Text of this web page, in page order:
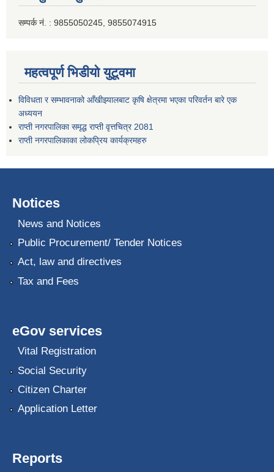
सम्पर्क नं. : 9855050245, 9855074915
महत्वपूर्ण भिडीयो युटूवमा
विविधता र सम्भावनाको आँखीझ्यालबाट कृषि क्षेत्रमा भएका परिवर्तन बारे एक
अध्ययन
राप्ती नगरपालिका समृद्ध राप्ती वृत्तचित्र 2081
राप्ती नगरपालिकाका लोकप्रिय कार्यक्रमहरु
Notices
News and Notices
Public Procurement/ Tender Notices
Act, law and directives
Tax and Fees
eGov services
Vital Registration
Social Security
Citizen Charter
Application Letter
Reports